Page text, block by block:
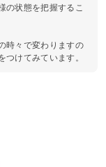
の状態を把握するこ
時々で変わりますの
つけてみています。